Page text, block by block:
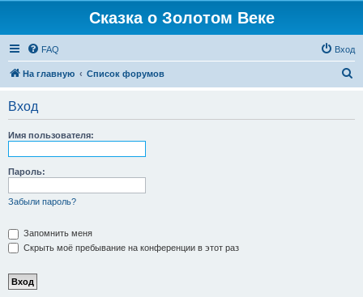
Сказка о Золотом Веке
FAQ Вход
На главную Список форумов
Вход
Имя пользователя:
Пароль:
Забыли пароль?
Запомнить меня
Скрыть моё пребывание на конференции в этот раз